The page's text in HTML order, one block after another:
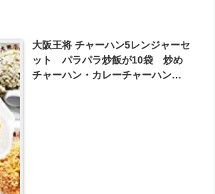
大阪王将 チャーハン5レンジャーセ
ット パラパラ炒飯が10袋 炒め
チャーハン・カレーチャーハン・